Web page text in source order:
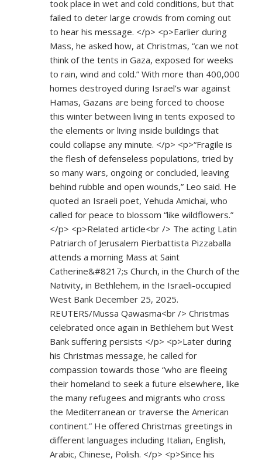
took place in wet and cold conditions, but that
failed to deter large crowds from coming out
to hear his message. </p> <p>Earlier during
Mass, he asked how, at Christmas, “can we not
think of the tents in Gaza, exposed for weeks
to rain, wind and cold.” With more than 400,000
homes destroyed during Israel’s war against
Hamas, Gazans are being forced to choose
this winter between living in tents exposed to
the elements or living inside buildings that
could collapse any minute. </p> <p>“Fragile is
the flesh of defenseless populations, tried by
so many wars, ongoing or concluded, leaving
behind rubble and open wounds,” Leo said. He
quoted an Israeli poet, Yehuda Amichai, who
called for peace to blossom “like wildflowers.”
</p> <p>Related article<br /> The acting Latin
Patriarch of Jerusalem Pierbattista Pizzaballa
attends a morning Mass at Saint
Catherine&#8217;s Church, in the Church of the
Nativity, in Bethlehem, in the Israeli-occupied
West Bank December 25, 2025.
REUTERS/Mussa Qawasma<br /> Christmas
celebrated once again in Bethlehem but West
Bank suffering persists </p> <p>Later during
his Christmas message, he called for
compassion towards those “who are fleeing
their homeland to seek a future elsewhere, like
the many refugees and migrants who cross
the Mediterranean or traverse the American
continent.” He offered Christmas greetings in
different languages including Italian, English,
Arabic, Chinese, Polish. </p> <p>Since his